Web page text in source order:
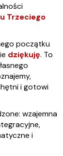
Trzeciego
początku
dziękuję. To
i gotowi
wzajemna
i